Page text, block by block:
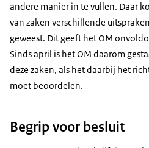
andere manier in te vullen. Daar
van zaken verschillende
geweest. Dit geeft het OM
Sinds april is het OM daarom
deze zaken, als het daarbij het
moet beoordelen.
Begrip voor besluit